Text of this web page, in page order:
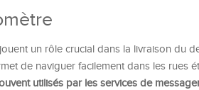
un rôle crucial dans la livraison du
de naviguer facilement dans les rues
utilisés par les services de